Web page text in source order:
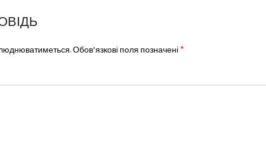
Обов’язкові поля позначені *